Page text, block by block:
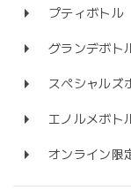
プティボトル
グランデボト
スペシャルズ
エノルメボト
オンライン限